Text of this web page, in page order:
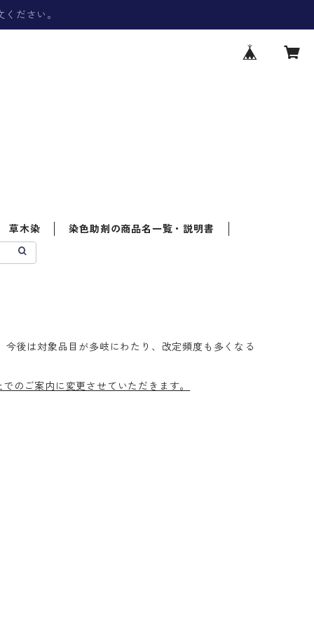
ださい。
草木染 染色助剤の商品名一覧・説明書
後は対象品目が多岐にわたり、改定頻度も多くなる
のご案内に変更させていただきます。